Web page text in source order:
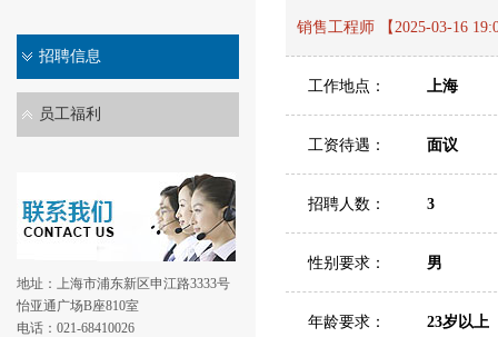
招聘信息
员工福利
地址：上海市浦东新区申江路3333号
怡亚通广场B座810室
电话：021-68410026
销售工程师 【2025-03-16
工作地点： 上海
工资待遇： 面议
招聘人数： 3
性别要求： 男
年龄要求： 23岁以上